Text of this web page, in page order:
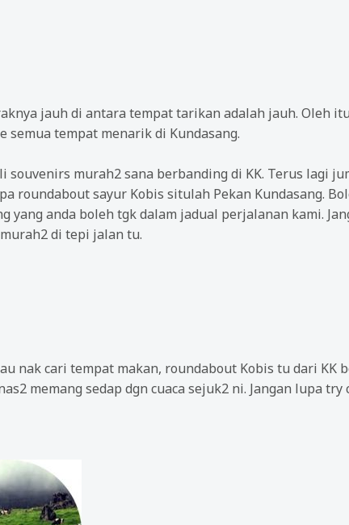
jauh di antara tempat tarikan adalah jauh. Oleh
semua tempat menarik di Kundasang.
murah2 sana berbanding di KK. Terus lagi
roundabout sayur Kobis situlah Pekan Kundasang.
yang anda boleh tgk dalam jadual perjalanan kami.
di tepi jalan tu.
nak cari tempat makan, roundabout Kobis tu dari KK
memang sedap dgn cuaca sejuk2 ni. Jangan lupa try